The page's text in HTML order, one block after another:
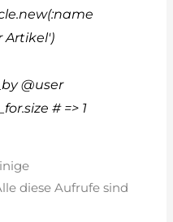
Artikel')
@user
# => 1
diese Aufrufe sind